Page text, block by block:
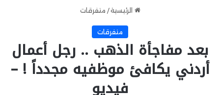
الرئيسية / متفرقات
متفرقات
بعد مفاجأة الذهب .. رجل أعمال
أردني يكافئ موظفيه مجدداً ! –
فيديو